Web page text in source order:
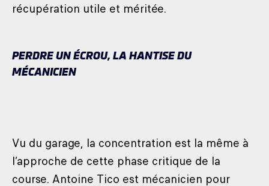
récupération utile et méritée.
PERDRE UN ÉCROU, LA HANTISE DU
MÉCANICIEN
Vu du garage, la concentration est la même à
l’approche de cette phase critique de la
course. Antoine Tico est mécanicien pour